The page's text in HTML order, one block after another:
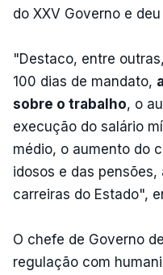
do XXV Governo e
"Destaco, entre
100 dias de mandato,
sobre o trabalho, o
execução do salário
médio, o aumento do
idosos e das
carreiras do Estado",
O chefe de Governo
regulação com